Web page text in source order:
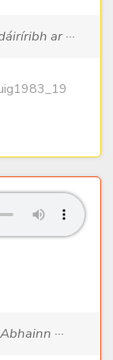
ar ···
···